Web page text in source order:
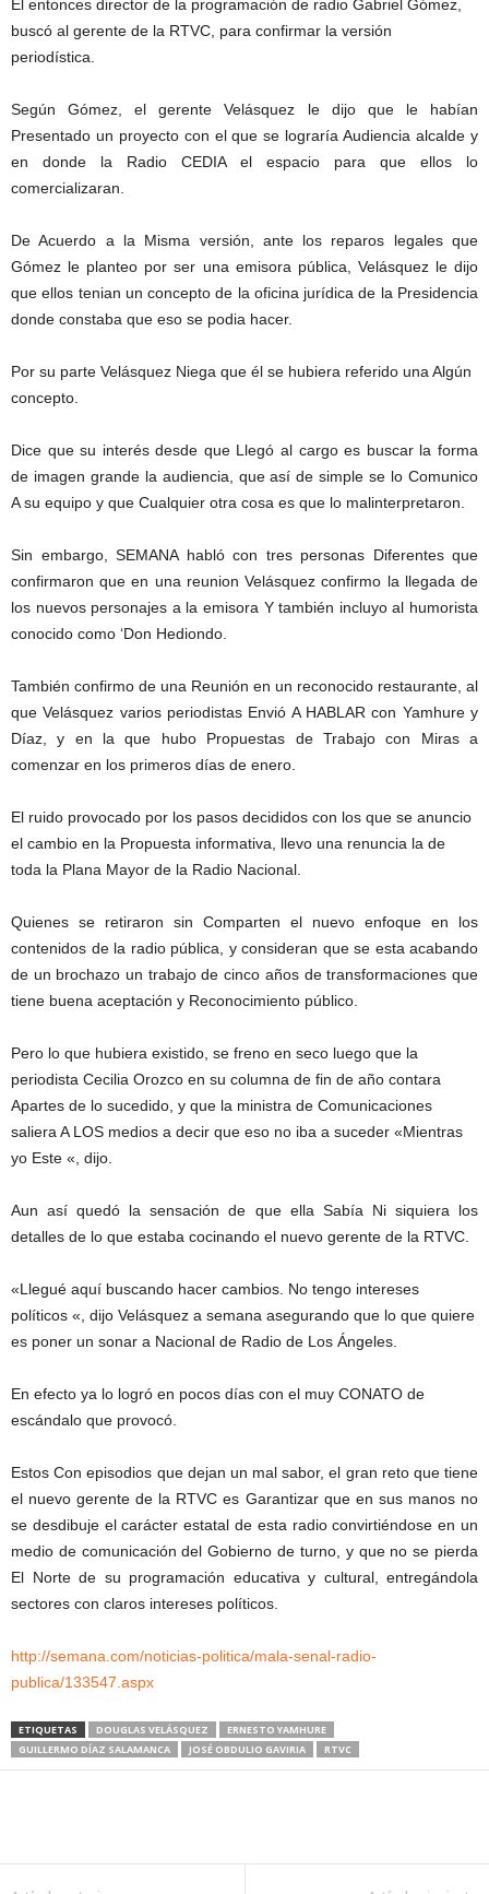
El entonces director de la programación de radio Gabriel Gómez,
buscó al gerente de la RTVC, para confirmar la versión
periodística.
Según Gómez, el gerente Velásquez le dijo que le habían
Presentado un proyecto con el que se lograría Audiencia alcalde y
en donde la Radio CEDIA el espacio para que ellos lo
comercializaran.
De Acuerdo a la Misma versión, ante los reparos legales que
Gómez le planteo por ser una emisora pública, Velásquez le dijo
que ellos tenian un concepto de la oficina jurídica de la Presidencia
donde constaba que eso se podia hacer.
Por su parte Velásquez Niega que él se hubiera referido una Algún
concepto.
Dice que su interés desde que Llegó al cargo es buscar la forma
de imagen grande la audiencia, que así de simple se lo Comunico
A su equipo y que Cualquier otra cosa es que lo malinterpretaron.
Sin embargo, SEMANA habló con tres personas Diferentes que
confirmaron que en una reunion Velásquez confirmo la llegada de
los nuevos personajes a la emisora Y también incluyo al humorista
conocido como ‘Don Hediondo.
También confirmo de una Reunión en un reconocido restaurante, al
que Velásquez varios periodistas Envió A HABLAR con Yamhure y
Díaz, y en la que hubo Propuestas de Trabajo con Miras a
comenzar en los primeros días de enero.
El ruido provocado por los pasos decididos con los que se anuncio
el cambio en la Propuesta informativa, llevo una renuncia la de
toda la Plana Mayor de la Radio Nacional.
Quienes se retiraron sin Comparten el nuevo enfoque en los
contenidos de la radio pública, y consideran que se esta acabando
de un brochazo un trabajo de cinco años de transformaciones que
tiene buena aceptación y Reconocimiento público.
Pero lo que hubiera existido, se freno en seco luego que la
periodista Cecilia Orozco en su columna de fin de año contara
Apartes de lo sucedido, y que la ministra de Comunicaciones
saliera A LOS medios a decir que eso no iba a suceder «Mientras
yo Este «, dijo.
Aun así quedó la sensación de que ella Sabía Ni siquiera los
detalles de lo que estaba cocinando el nuevo gerente de la RTVC.
«Llegué aquí buscando hacer cambios. No tengo intereses
políticos «, dijo Velásquez a semana asegurando que lo que quiere
es poner un sonar a Nacional de Radio de Los Ángeles.
En efecto ya lo logró en pocos días con el muy CONATO de
escándalo que provocó.
Estos Con episodios que dejan un mal sabor, el gran reto que tiene
el nuevo gerente de la RTVC es Garantizar que en sus manos no
se desdibuje el carácter estatal de esta radio convirtiéndose en un
medio de comunicación del Gobierno de turno, y que no se pierda
El Norte de su programación educativa y cultural, entregándola
sectores con claros intereses políticos.
http://semana.com/noticias-politica/mala-senal-radio-
publica/133547.aspx
ETIQUETAS DOUGLAS VELÁSQUEZ
ERNESTO YAMHURE
GUILLERMO DÍAZ SALAMANCA
JOSÉ OBDULIO GAVIRIA RTVC